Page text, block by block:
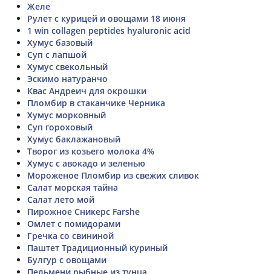
Желе
Рулет с курицей и овощами 18 июня
1 win collagen peptides hyaluronic acid
Хумус базовый
Суп с лапшой
Хумус свекольный
Эскимо натуранчо
Квас Андреич для окрошки
Пломбир в стаканчике Черника
Хумус морковный
Суп гороховый
Хумус баклажановый
Творог из козьего молока 4%
Хумус с авокадо и зеленью
Мороженое Пломбир из свежих сливок
Салат морская тайна
Салат лето мой
Пирожное Сникерс Farshe
Омлет с помидорами
Гречка со свининой
Паштет Традиционный куриный
Булгур с овощами